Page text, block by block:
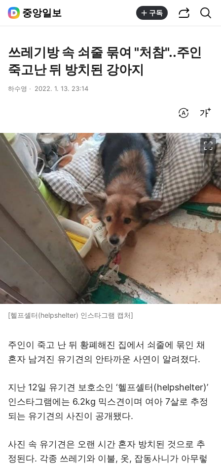
중앙일보 구독
쓰레기방 속 쇠줄 묶여 "처참"..주인
죽고난 뒤 방치된 강아지
하수영 2022. 1. 13. 23:14
[헬프셸터(helpshelter) 인스타그램 캡처]
주인이 죽고 난 뒤 황폐해진 집에서 쇠줄에 묶인 채
혼자 남겨진 유기견의 안타까운 사연이 알려졌다.
지난 12일 유기견 보호소인 ‘헬프셸터(helpshelter)’
인스타그램에는 6.2kg 믹스견이며 여아 7살로 추정
되는 유기견의 사진이 공개됐다.
사진 속 유기견은 오랜 시간 혼자 방치된 것으로 추
정된다. 각종 쓰레기와 이불, 옷, 잡동사니가 아무렇